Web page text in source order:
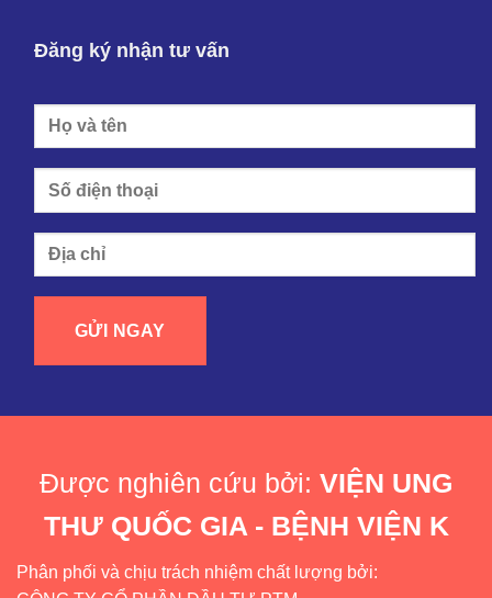
Đăng ký nhận tư vấn
Được nghiên cứu bởi: VIỆN UNG
THƯ QUỐC GIA - BỆNH VIỆN K
Phân phối và chịu trách nhiệm chất lượng bởi: